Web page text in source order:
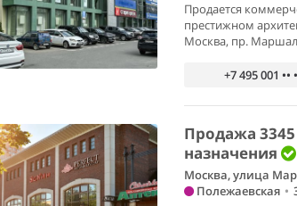
Продается
престижном
Москва, пр.
+7 495 001 ••
Продажа
назначения
Москва, улица
Полежаевская •